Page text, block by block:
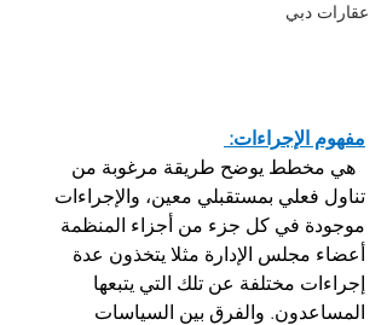
عقارات دبي
مفهوم الإجراءات:
  هي مخطط يوضح طريقة مرغوبة من
تناول فعلي بمستقبلي معين، والإجراءات
موجودة في كل جزء من أجزاء المنظمة
أعضاء مجلس الإدارة مثلا يتخذون عدة
إجراءات مختلفة عن تلك التي يتبعها
المساعدون. والفرق بين السياسات